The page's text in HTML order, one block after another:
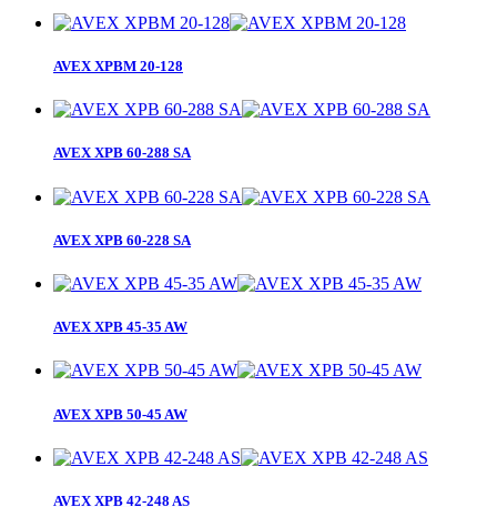
AVEX XPBM 20-128
AVEX XPB 60-288 SA
AVEX XPB 60-228 SA
AVEX XPB 45-35 AW
AVEX XPB 50-45 AW
AVEX XPB 42-248 AS